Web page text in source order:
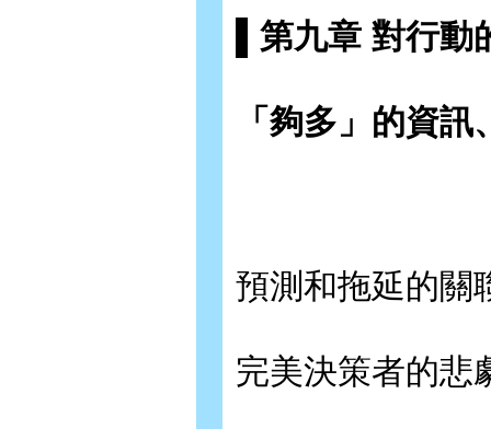
▌第九章 對行動
「夠多」的資
預測和拖延的關
完美決策者的悲